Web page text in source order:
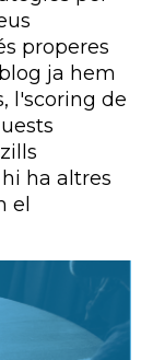
properes
ja hem
l'scoring de
ha altres
el